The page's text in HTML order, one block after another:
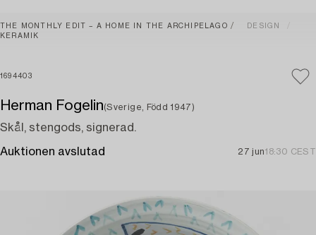
THE MONTHLY EDIT – A HOME IN THE ARCHIPELAGO
DESIGN
KERAMIK
1694403
Herman Fogelin(Sverige, Född 1947)
Skål, stengods, signerad.
Auktionen avslutad 27 jun18:30 CEST